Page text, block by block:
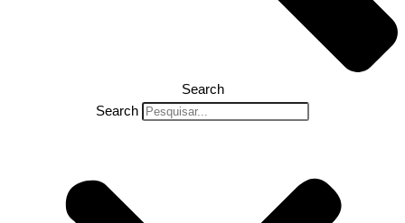
Search
Search